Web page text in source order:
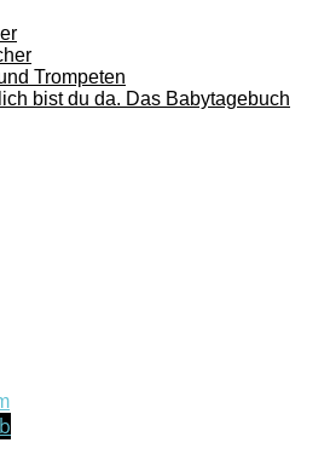
Trompeten
bist du da. Das Babytagebuch